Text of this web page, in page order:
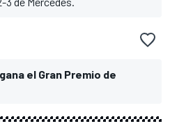
el Gran Premio de